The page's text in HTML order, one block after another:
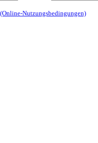
Nutzungsbedingungen)